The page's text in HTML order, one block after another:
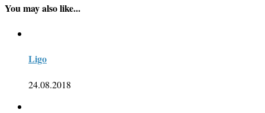
You may also like...
Ligo
24.08.2018